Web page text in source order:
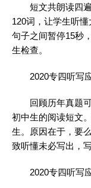
短文共朗读四遍
120词，让学生听
句子之间暂停15秒
生检查。
2020专四听写应
回顾历年真题可
初中生的阅读短文
生。原因在于，要
致听懂未必写出，
2020专四听写应